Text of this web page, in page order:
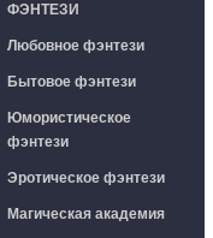
ФЭНТЕЗИ
Любовное фэнтези
Бытовое фэнтези
Юмористическое
фэнтези
Эротическое фэнтези
Магическая академия